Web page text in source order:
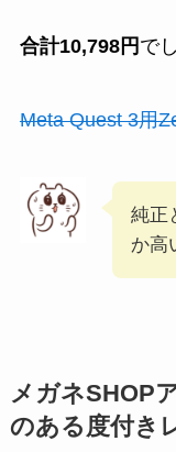
合計10,798円 で
Meta Quest 3用
純正
か高
メガネSHOP
のある度付き